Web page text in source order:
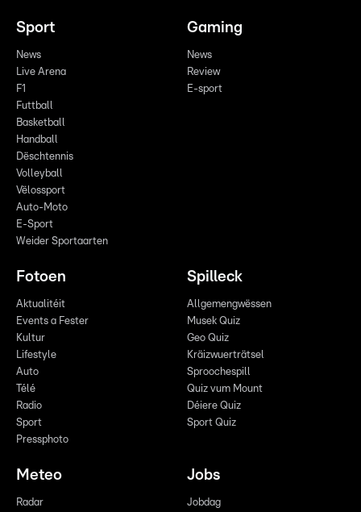
Sport
News
Live Arena
F1
Futtball
Basketball
Handball
Dëschtennis
Volleyball
Vëlossport
Auto-Moto
E-Sport
Weider Sportaarten
Gaming
News
Review
E-sport
Fotoen
Aktualitéit
Events a Fester
Kultur
Lifestyle
Auto
Télé
Radio
Sport
Pressphoto
Spilleck
Allgemengwëssen
Musek Quiz
Geo Quiz
Kräizwuerträtsel
Sproochespill
Quiz vum Mount
Déiere Quiz
Sport Quiz
Meteo
Radar
Jobs
Jobdag